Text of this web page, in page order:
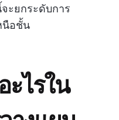
ะยกระดับการ
นือชั้น
ไรใน